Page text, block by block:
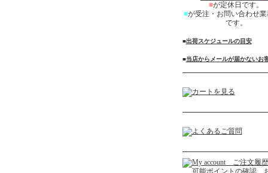
■が定休日です。
■が受注・お問い合わせ
です。
■出荷スケジュールの目安
■当店からメールが届かないお